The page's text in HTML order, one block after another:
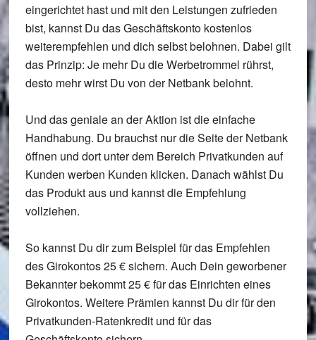
eingerichtet hast und mit den Leistungen zufrieden
bist, kannst Du dasGeschäftskonto kostenlos
weiterempfehlen und dich selbst belohnen. Dabei gilt
das Prinzip: Je mehrDu die Werbetrommel rührst,
desto mehr wirst Du von der Netbank belohnt.
Und das geniale an der Aktion ist dieeinfache
Handhabung. Du brauchst nur die Seite der Netbank
öffnen und dort unter dem Bereich Privatkunden auf
Kunden werben Kunden klicken. Danach wählst Du
das Produkt ausund kannst die Empfehlung
vollziehen.
So kannst Du dir zum Beispiel für das Empfehlen
des Girokontos 25 € sichern. Auch Dein geworbener
Bekannter bekommt 25 €für das Einrichten eines
Girokontos. Weitere Prämien kannst Du dir für den
Privatkunden-Ratenkreditund für das